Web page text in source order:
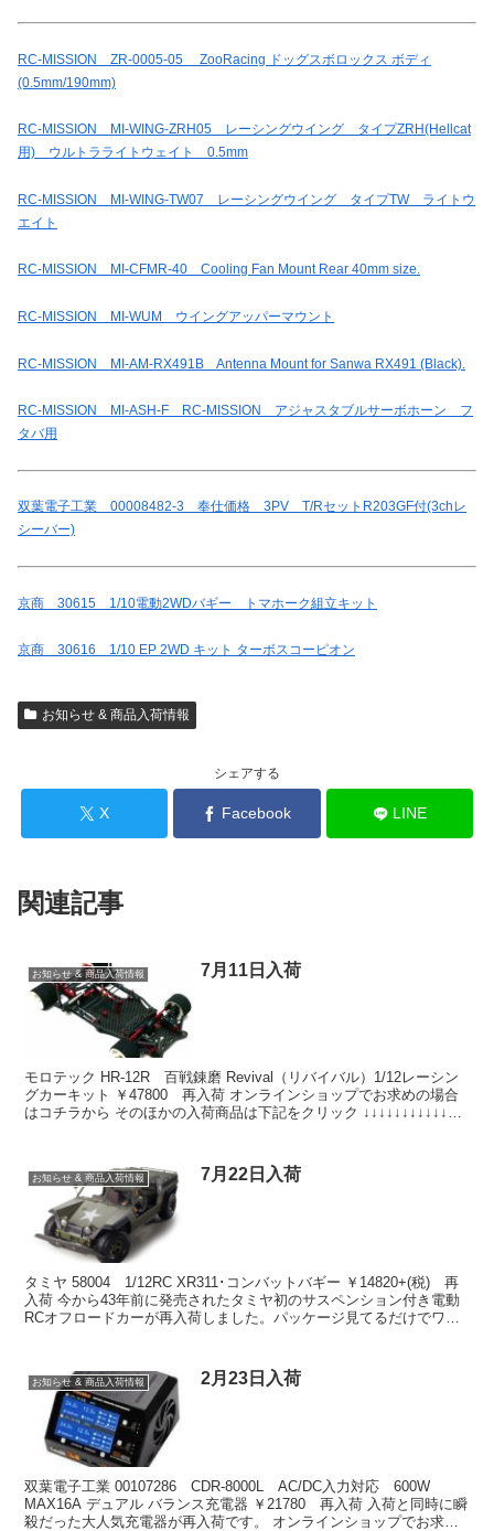
RC-MISSION ZR-0005-05 ZooRacing ドッグスボロックス ボディ
(0.5mm/190mm)
RC-MISSION MI-WING-ZRH05 レーシングウイング タイプZRH(Hellcat
用) ウルトラライトウェイト 0.5mm
RC-MISSION MI-WING-TW07 レーシングウイング タイプTW ライトウ
エイト
RC-MISSION MI-CFMR-40 Cooling Fan Mount Rear 40mm size.
RC-MISSION MI-WUM ウイングアッパーマウント
RC-MISSION MI-AM-RX491B Antenna Mount for Sanwa RX491 (Black).
RC-MISSION MI-ASH-F RC-MISSION アジャスタブルサーボホーン フ
タバ用
双葉電子工業 00008482-3 奉仕価格 3PV T/RセットR203GF付(3chレ
シーバー)
京商 30615 1/10電動2WDバギー トマホーク組立キット
京商 30616 1/10 EP 2WD キット ターボスコーピオン
お知らせ & 商品入荷情報
シェアする
X Facebook LINE
関連記事
お知らせ & 商品入荷情報 7月11日入荷
モロテック HR-12R 百戦錬磨 Revival（リバイバル）1/12レーシン
グカーキット ￥47800 再入荷 オンラインショップでお求めの場合
はコチラから そのほかの入荷商品は下記をクリック ↓↓↓↓↓↓↓↓↓↓↓↓
お知らせ & 商品入荷情報 7月22日入荷
タミヤ 58004 1/12RC XR311･コンバットバギー ￥14820+(税) 再
入荷 今から43年前に発売されたタミヤ初のサスペンション付き電動
RCオフロードカーが再入荷しました。パッケージ見てるだけでワク
お知らせ & 商品入荷情報 2月23日入荷
双葉電子工業 00107286 CDR-8000L AC/DC入力対応 600W
MAX16A デュアル バランス充電器 ￥21780 再入荷 入荷と同時に瞬
殺だった大人気充電器が再入荷です。 オンラインショップでお求め